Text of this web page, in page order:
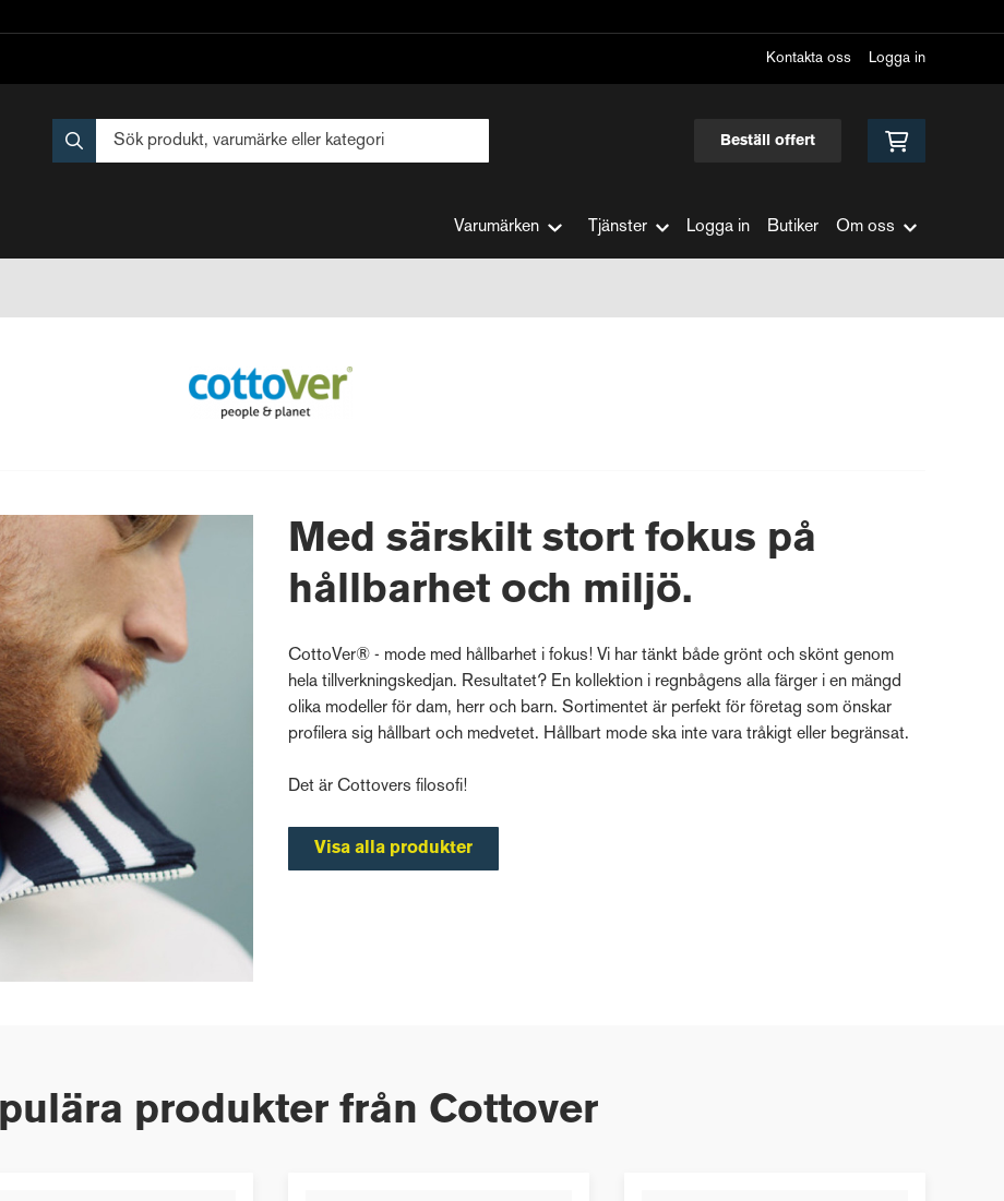
Kontakta oss Logga in
Beställ offert
Varumärken Tjänster Logga in Butiker Om oss
Med särskilt stort fokus på
hållbarhet och miljö.
CottoVer® - mode med hållbarhet i fokus! Vi har tänkt både grönt och skönt genom
hela tillverkningskedjan. Resultatet? En kollektion i regnbågens alla färger i en mängd
olika modeller för dam, herr och barn. Sortimentet är perfekt för företag som önskar
profi­lera sig hållbart och medvetet. Hållbart mode ska inte vara tråkigt eller begränsat.
Det är Cottovers ­filosofi­!
Visa alla produkter
produkter från Cottover